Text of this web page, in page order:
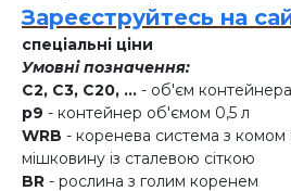
Зареєструйтесь на
спеціальні ціни
Умовні позначення:
C2, C3, C20, ... - об'єм контейнера
p9 - контейнер об'ємом 0,5 л
WRB - коренева система з комом
мішковину із сталевою сіткою
BR - рослина з голим коренем